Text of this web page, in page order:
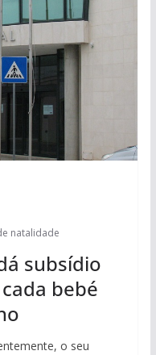
natalidade
subsídio
bebé
o seu